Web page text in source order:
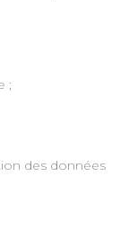
;
des données